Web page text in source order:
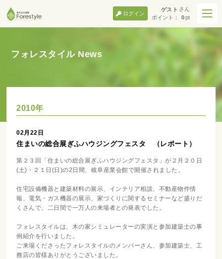
ゲスト さん
ポイント：
0pt
ログイン
フォレスタイル News
2010年
02月22日
住まいの総合展ぎふハウジングフェスタ （レポート）
第２３回「住まいの総合展ぎふハウジングフェスタ」が２月２０日
(土)・２１日(日)の2日間、岐阜産業会館で開催されました。
住宅設備機器と建築材料の展示、インテリア相談、不動産物件情
報、電気・ガス機器の展示、家づくりに関するセミナーなど盛りだ
くさんで、二日間で一万人の来場者との発表でした。
フォレスタイルは、木の家シミュレーターの実演と参加建築士の事
例紹介を行いました。
ご来場くださったフォレスタイルのメンバーさん、参加建築士、工
務店の皆様ありがとうございました。